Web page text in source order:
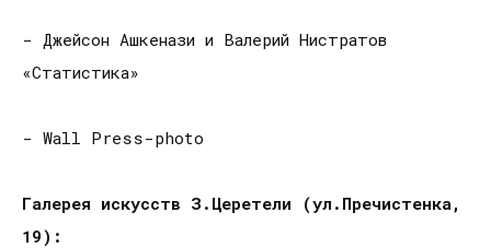
- Джейсон Ашкенази и Валерий Нистратов
«Статистика»
- Wall Press-photo
Галерея искусств З.Церетели (ул.Пречистенка,
19):